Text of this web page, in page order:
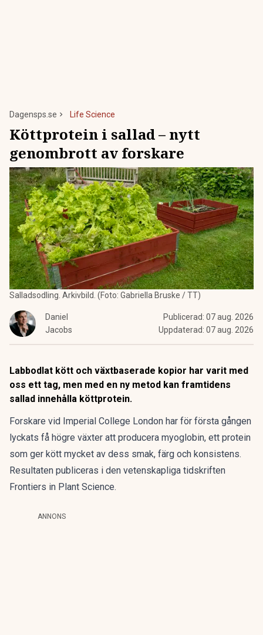
Dagensps.se Life Science
Köttprotein i sallad – nytt
genombrott av forskare
Salladsodling. Arkivbild. (Foto: Gabriella Bruske / TT)
Daniel
Jacobs
Publicerad: 07 aug. 2026
Uppdaterad: 07 aug. 2026
Labbodlat kött och växtbaserade kopior har varit med
oss ett tag, men med en ny metod kan framtidens
sallad innehålla köttprotein.
Forskare vid Imperial College London har för första gången
lyckats få högre växter att producera myoglobin, ett protein
som ger kött mycket av dess smak, färg och konsistens.
Resultaten publiceras i den vetenskapliga tidskriften
Frontiers in Plant Science.
ANNONS